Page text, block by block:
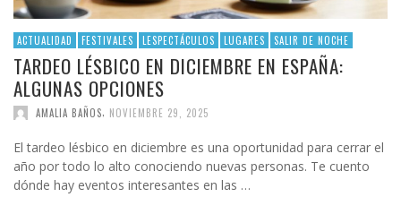
ACTUALIDAD FESTIVALES LESPECTÁCULOS LUGARES SALIR DE NOCHE
TARDEO LÉSBICO EN DICIEMBRE EN ESPAÑA:
ALGUNAS OPCIONES
AMALIA BAÑOS, NOVIEMBRE 29, 2025
El tardeo lésbico en diciembre es una oportunidad para cerrar el
año por todo lo alto conociendo nuevas personas. Te cuento
dónde hay eventos interesantes en las …